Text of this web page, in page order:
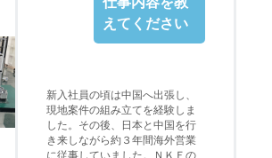
えてください
新入社員の頃は中国へ出張し、
現地案件の組み立てを経験しま
した。その後、日本と中国を行
き来しながら約３年間海外営業
に従事していました。ＮＫＥの